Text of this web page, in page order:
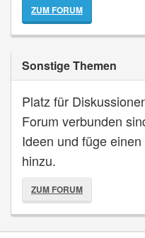
ZUM FORUM
Sonstige Themen
Platz für
Forum verbunden
Ideen und füge
hinzu.
ZUM FORUM